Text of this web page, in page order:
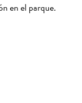
en el parque.